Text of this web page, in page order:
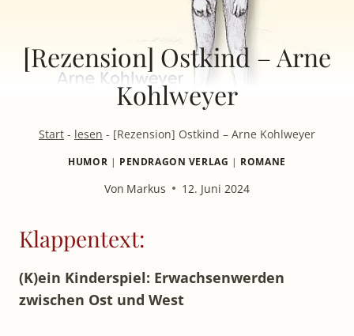
[Rezension] Ostkind – Arne
Kohlweyer
Start - lesen - [Rezension] Ostkind – Arne Kohlweyer
HUMOR | PENDRAGON VERLAG | ROMANE
Von Markus 12. Juni 2024
Klappentext:
(K)ein Kinderspiel: Erwachsenwerden
zwischen Ost und West